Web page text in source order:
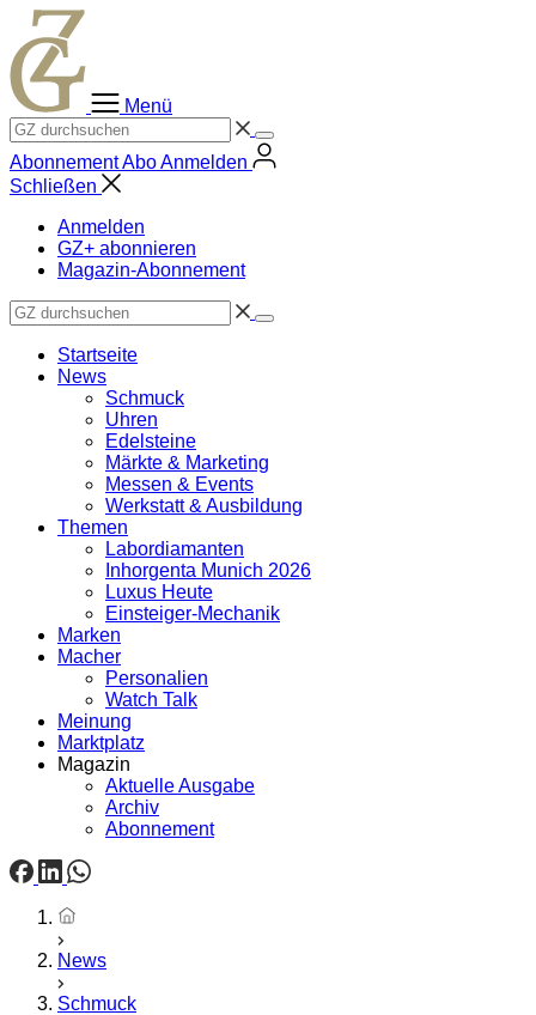
Zum
Inhalt
springen
Menü
AbonnementAboAnmelden
Schließen
Anmelden
GZ+ abonnieren
Magazin-Abonnement
Startseite
News
Schmuck
Uhren
Edelsteine
Märkte & Marketing
Messen & Events
Werkstatt & Ausbildung
Themen
Labordiamanten
Inhorgenta Munich 2026
Luxus Heute
Einsteiger-Mechanik
Marken
Macher
Personalien
Watch Talk
Meinung
Marktplatz
Magazin
Aktuelle Ausgabe
Archiv
Abonnement
Startseite
News
Schmuck